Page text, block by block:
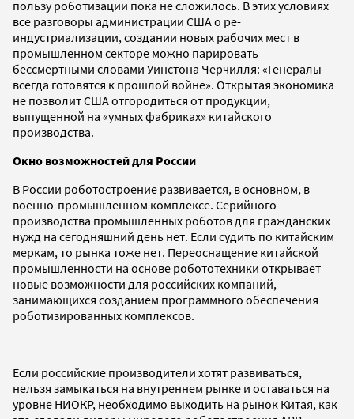
пользу роботизации пока не сложилось. В этих условиях
все разговоры администрации США о ре-
индустриализации, создании новых рабочих мест в
промышленном секторе можно парировать
бессмертными словами Уинстона Черчилля: «Генералы
всегда готовятся к прошлой войне». Открытая экономика
не позволит США отгородиться от продукции,
выпущенной на «умных фабриках» китайского
производства.
Окно возможностей для России
В России роботостроение развивается, в основном, в
военно-промышленном комплексе. Серийного
производства промышленных роботов для гражданских
нужд на сегодняшний день нет. Если судить по китайским
меркам, то рынка тоже нет. Переоснащение китайской
промышленности на основе робототехники открывает
новые возможности для российских компаний,
занимающихся созданием программного обеспечения
роботизированных комплексов.
Если российские производители хотят развиваться,
нельзя замыкаться на внутреннем рынке и оставаться на
уровне НИОКР, необходимо выходить на рынок Китая, как